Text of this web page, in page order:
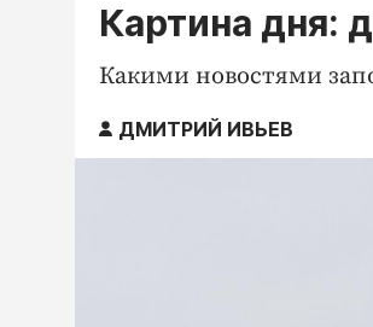
Картина дня:
Какими новостями
ДМИТРИЙ ИВЬЕВ